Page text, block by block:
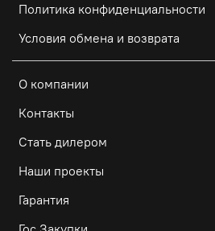
Политика конфиденциальности
Условия обмена и возврата
О компании
Контакты
Стать дилером
Наши проекты
Гарантия